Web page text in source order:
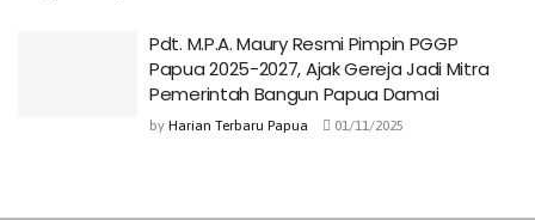
Pdt. M.P.A. Maury Resmi Pimpin PGGP
Papua 2025-2027, Ajak Gereja Jadi Mitra
Pemerintah Bangun Papua Damai
by Harian Terbaru Papua 01/11/2025